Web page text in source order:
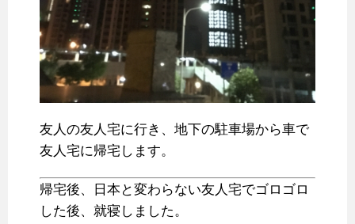
友人の友人宅に行き、地下の駐車場から車で
友人宅に帰宅します。
帰宅後、日本と変わらない友人宅でゴロゴロ
した後、就寝しました。